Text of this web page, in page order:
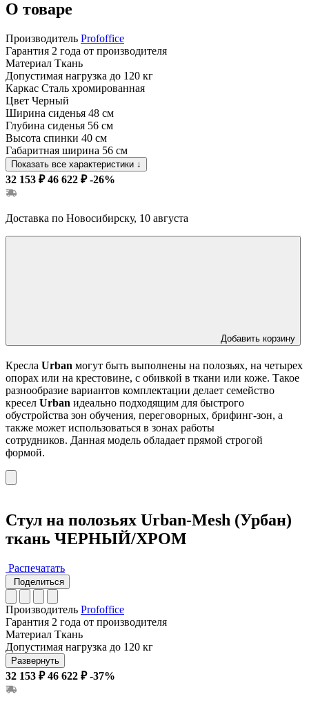
О товаре
Производитель Profoffice
Гарантия 2 года от производителя
Материал Ткань
Допустимая нагрузка до 120 кг
Каркас Сталь хромированная
Цвет Черный
Ширина сиденья 48 см
Глубина сиденья 56 см
Высота спинки 40 см
Габаритная ширина 56 см
Показать все характеристики ↓
32 153 ₽ 46 622 ₽ -26%
Доставка по Новосибирску, 10 августа
Добавить корзину
Кресла Urban могут быть выполнены на полозьях, на четырех
опорах или на крестовине, с обивкой в ткани или коже. Такое
разнообразие вариантов комплектации делает семейство
кресел Urban идеально подходящим для быстрого
обустройства зон обучения, переговорных, брифинг-зон, а
также может использоваться в зонах работы
сотрудников. Данная модель обладает прямой строгой
формой.
Стул на полозьях Urban-Mesh (Урбан)
ткань ЧЕРНЫЙ/ХРОМ
Распечатать
Поделиться
Производитель Profoffice
Гарантия 2 года от производителя
Материал Ткань
Допустимая нагрузка до 120 кг
Развернуть
32 153 ₽ 46 622 ₽ -37%